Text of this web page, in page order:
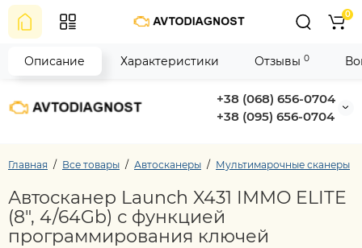
+38 (068) 656-0704
+38 (095) 656-0704
0
Главная Все товары Автосканеры Мультимарочные сканеры
Автосканер Launch X431 IMMO ELITE
(8", 4/64Gb) с функцией
программирования ключей
Описание Характеристики Отзывы 0